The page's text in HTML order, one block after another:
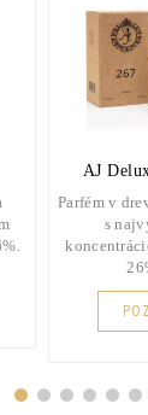
AJ
Parfém v
s